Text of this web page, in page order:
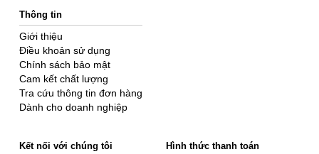
Thông tin
Giới thiệu
Điều khoản sử dụng
Chính sách bảo mật
Cam kết chất lượng
Tra cứu thông tin đơn hàng
Dành cho doanh nghiệp
Kết nối với chúng tôi Hình thức thanh toán